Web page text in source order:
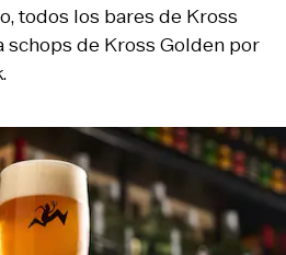
todos los bares de Kross
schops de Kross Golden por